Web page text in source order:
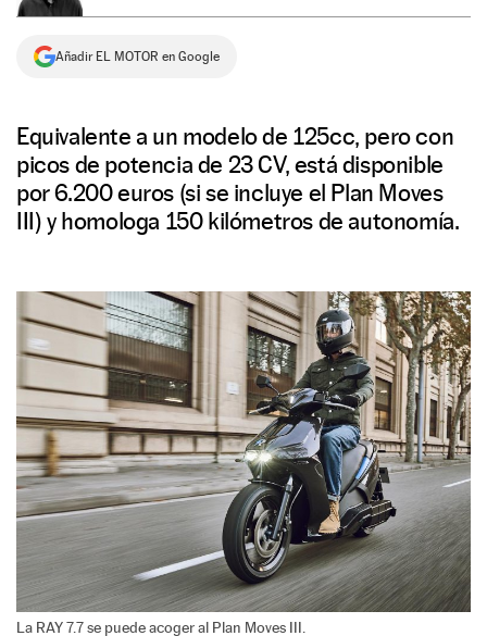
Añadir EL MOTOR en Google
Equivalente a un modelo de 125cc, pero con
picos de potencia de 23 CV, está disponible
por 6.200 euros (si se incluye el Plan Moves
III) y homologa 150 kilómetros de autonomía.
La RAY 7.7 se puede acoger al Plan Moves III.